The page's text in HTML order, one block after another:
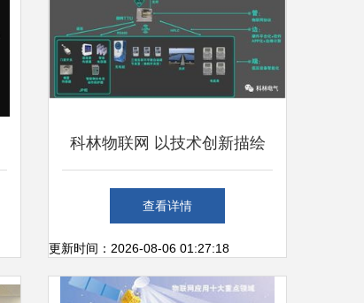
科林物联网 以技术创新描绘
智慧城市未来图景
查看详情
更新时间：2026-08-06 01:27:18